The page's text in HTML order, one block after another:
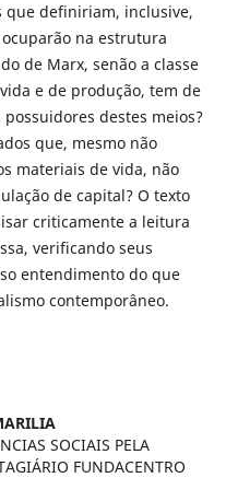
que definiriam, inclusive,
na estrutura
de Marx, senão a classe
e de produção, tem de
destes meios?
que, mesmo não
materiais de vida, não
de capital? O texto
criticamente a leitura
verificando seus
entendimento do que
contemporâneo.
SOCIAIS PELA
FUNDACENTRO